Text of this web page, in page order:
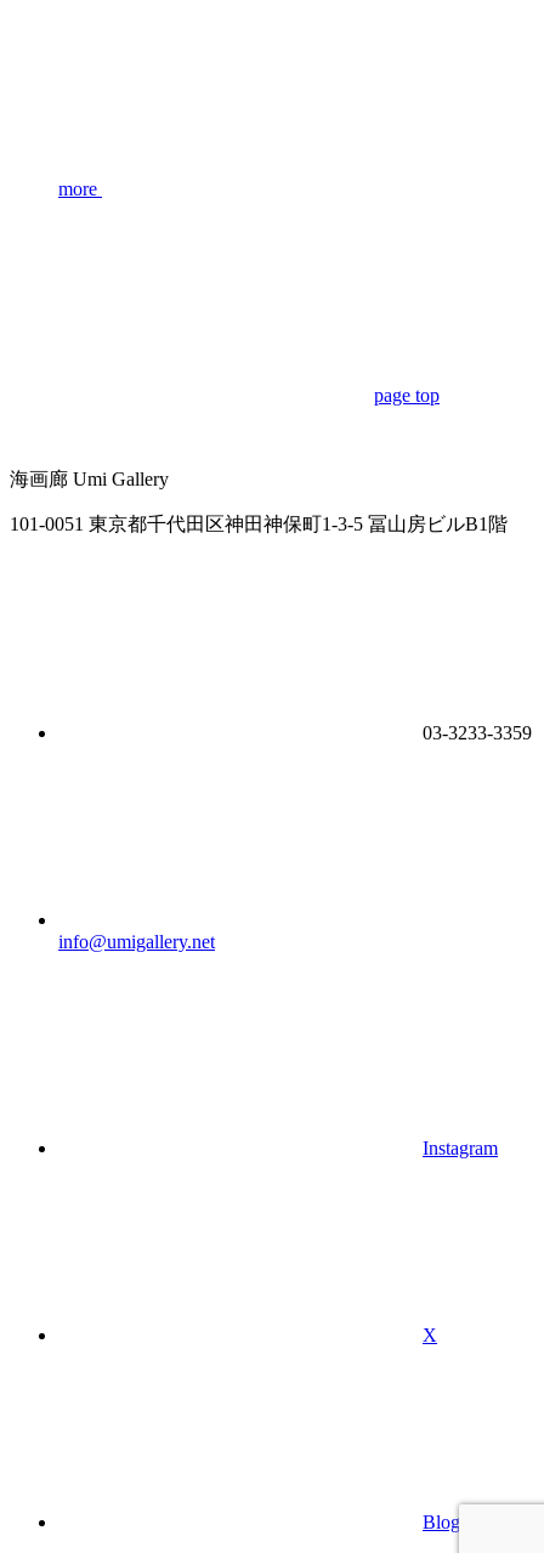
more
page top
海画廊 Umi Gallery
101-0051 東京都千代田区神田神保町1-3-5 冨山房ビルB1階
03-3233-3359
info@umigallery.net
Instagram
X
Blog